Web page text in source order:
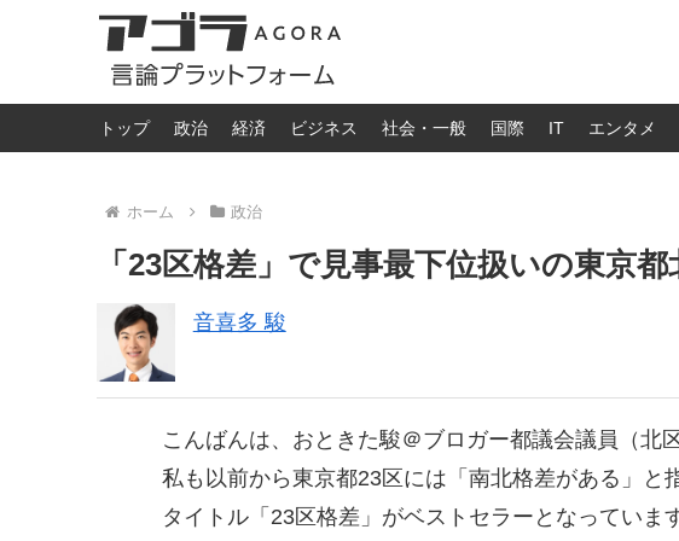
トップ 政治 経済 ビジネス 社会・一般 国際 IT エンタメ
ホーム 政治
「23区格差」で見事最下位扱いの東京都
音喜多 駿
こんばんは、おときた駿＠ブロガー都議会議員（北
私も以前から東京都23区には「南北格差がある」と
タイトル「23区格差」がベストセラーとなっています